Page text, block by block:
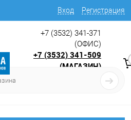
Вход Регистрация
+7 (3532) 341-371
(ОФИС)
+7 (3532) 341-509
(МАГАЗИН)